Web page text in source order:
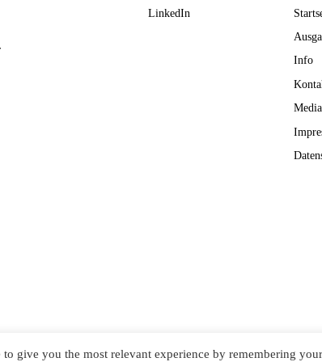
LinkedIn
Info
© 2022 EYEPRESS FACHMEDIEN GMBH
to give you the most relevant experience by remembering